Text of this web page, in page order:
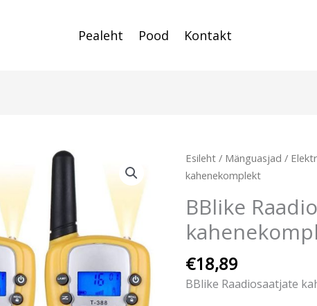
Pealeht Pood Kontakt
Esileht / Mänguasjad /
kahenekomplekt
BBlike
€18,89
BBlike Raadiosaatjate